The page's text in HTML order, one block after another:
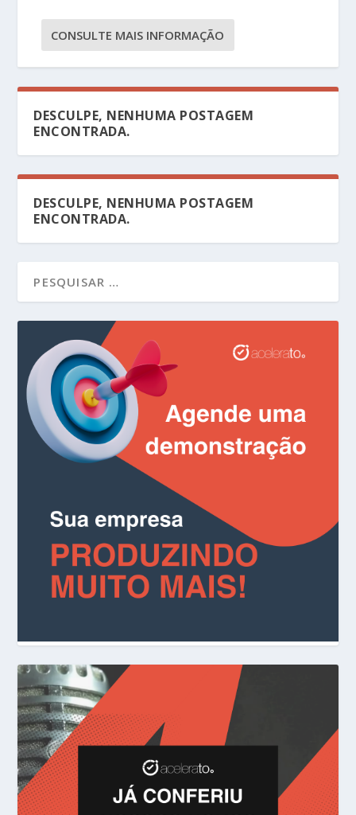
CONSULTE MAIS INFORMAÇÃO
DESCULPE, NENHUMA POSTAGEM
ENCONTRADA.
DESCULPE, NENHUMA POSTAGEM
ENCONTRADA.